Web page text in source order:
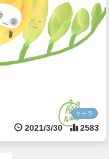
キャラ
2021/3/30 2583